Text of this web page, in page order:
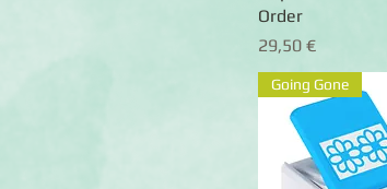
Order
Preis
29,50 €
Going Gone